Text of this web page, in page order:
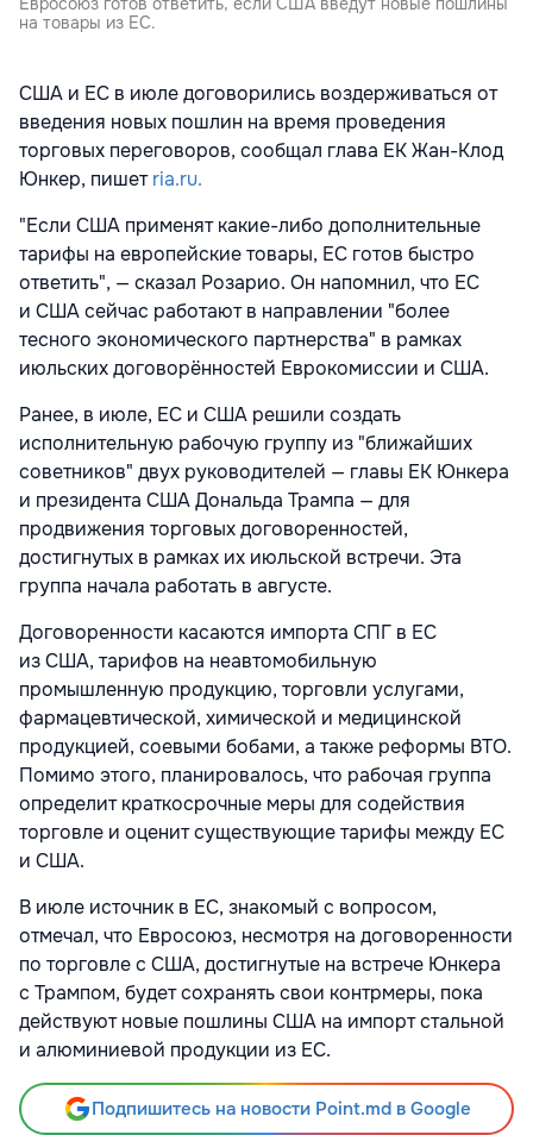
на товары из ЕС.
США и ЕС в июле договорились воздерживаться от
введения новых пошлин на время проведения
торговых переговоров, сообщал глава ЕК Жан-Клод
Юнкер, пишетria.ru.
"Если США применят какие-либо дополнительные
тарифы на европейские товары, ЕС готов быстро
ответить", — сказал Розарио. Он напомнил, что ЕС
и США сейчас работают в направлении "более
тесного экономического партнерства" в рамках
июльских договорённостей Еврокомиссии и США.
Ранее, в июле, ЕС и США решили создать
исполнительную рабочую группу из "ближайших
советников" двух руководителей — главы ЕК Юнкера
и президента США Дональда Трампа — для
продвижения торговых договоренностей,
достигнутых в рамках их июльской встречи. Эта
группа начала работать в августе.
Договоренности касаются импорта СПГ в ЕС
из США, тарифов на неавтомобильную
промышленную продукцию, торговли услугами,
фармацевтической, химической и медицинской
продукцией, соевыми бобами, а также реформы ВТО.
Помимо этого, планировалось, что рабочая группа
определит краткосрочные меры для содействия
торговле и оценит существующие тарифы между ЕС
и США.
В июле источник в ЕС, знакомый с вопросом,
отмечал, что Евросоюз, несмотря на договоренности
по торговле с США, достигнутые на встрече Юнкера
с Трампом, будет сохранять свои контрмеры, пока
действуют новые пошлины США на импорт стальной
и алюминиевой продукции из ЕС.
Подпишитесь на новости Point.md в Google